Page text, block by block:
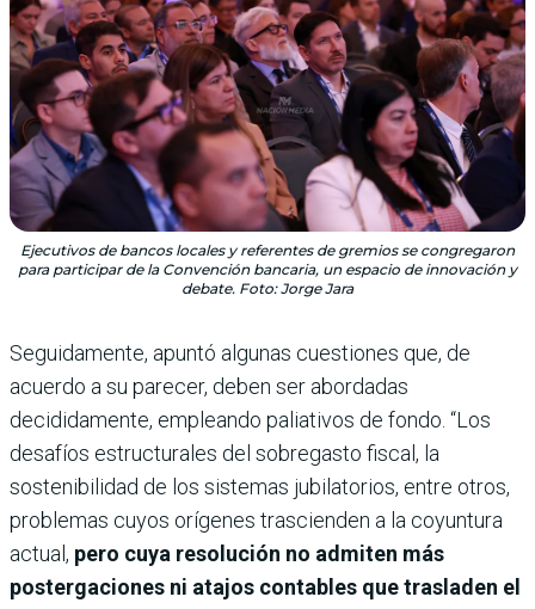
Ejecutivos de bancos locales y referentes de gremios se congregaron
para participar de la Convención bancaria, un espacio de innovación y
debate. Foto: Jorge Jara
Seguidamente, apuntó algunas cuestiones que, de
acuerdo a su parecer, deben ser abordadas
decididamente, empleando paliativos de fondo. “Los
desafíos estructurales del sobregasto fiscal, la
sostenibilidad de los sistemas jubilatorios, entre otros,
problemas cuyos orígenes trascienden a la coyuntura
actual, pero cuya resolución no admiten más
postergaciones ni atajos contables que trasladen el